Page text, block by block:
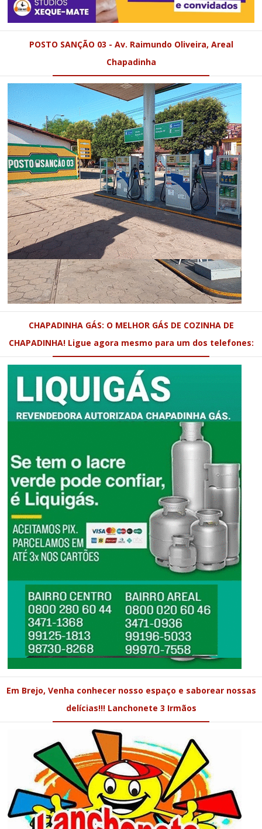
POSTO SANÇÃO 03 - Av. Raimundo Oliveira, Areal
Chapadinha
CHAPADINHA GÁS: O MELHOR GÁS DE COZINHA DE
CHAPADINHA! Ligue agora mesmo para um dos telefones:
Em Brejo, Venha conhecer nosso espaço e saborear nossas
delícias!!! Lanchonete 3 Irmãos